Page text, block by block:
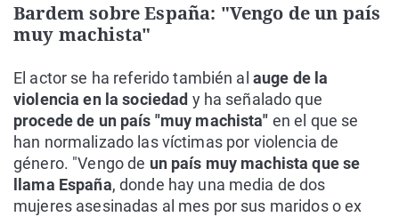
Bardem sobre España: "Vengo de un país
muy machista"
El actor se ha referido también al auge de la
violencia en la sociedad y ha señalado que
procede de un país "muy machista" en el que se
han normalizado las víctimas por violencia de
género. "Vengo de un país muy machista que se
llama España, donde hay una media de dos
mujeres asesinadas al mes por sus maridos o ex